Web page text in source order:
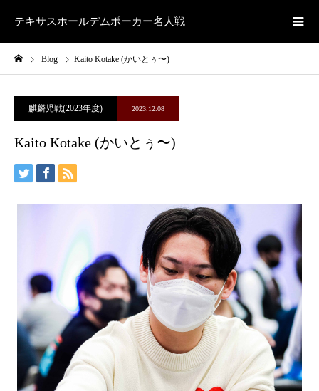
テキサスホールデムポーカー名人戦
Blog Kaito Kotake (かいとぅ〜)
麒麟児戦(2023年度) 2023.12.08
Kaito Kotake (かいとぅ〜)